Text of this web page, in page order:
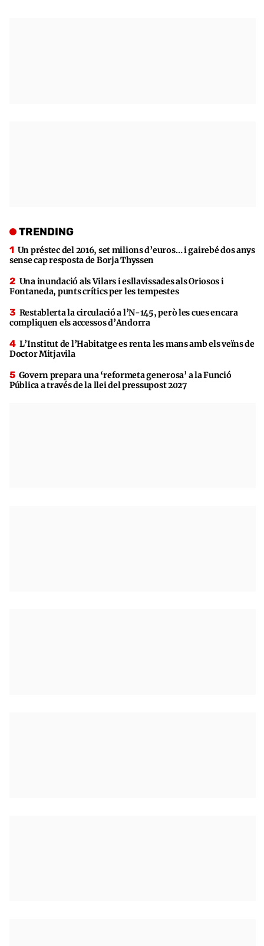
TRENDING
Un préstec del 2016, set milions d’euros… i gairebé dos anys
sense cap resposta de Borja Thyssen
Una inundació als Vilars i esllavissades als Oriosos i
Fontaneda, punts crítics per les tempestes
Restablerta la circulació a l’N-145, però les cues encara
compliquen els accessos d’Andorra
L’Institut de l’Habitatge es renta les mans amb els veïns de
Doctor Mitjavila
Govern prepara una ‘reformeta generosa’ a la Funció
Pública a través de la llei del pressupost 2027